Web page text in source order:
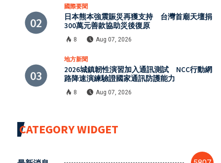
國際要聞
日本熊本強震賑災再獲支持 台灣首廟天壇捐
300萬元善款協助災後復原
8 Aug 07, 2026
地方新聞
2026城鎮韌性演習加入通訊測試 NCC行動網
路降速演練驗證國家通訊防護能力
8 Aug 07, 2026
CATEGORY WIDGET